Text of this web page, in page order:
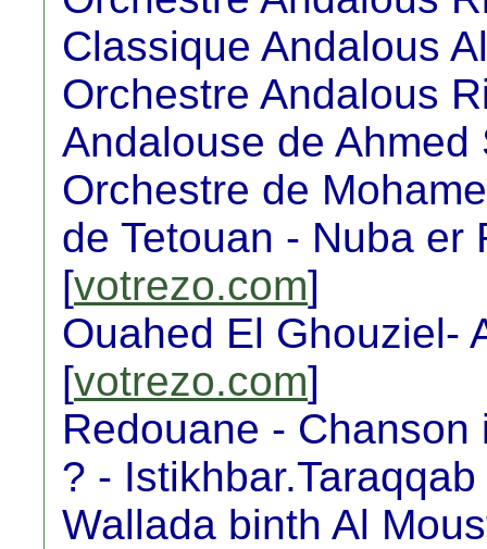
Classique Andalous
Orchestre Andalous
Andalouse de Ahmed
Orchestre de
de Tetouan - Nuba er
[votrezo.com]
Ouahed El Ghouziel-
[votrezo.com]
Redouane - Chanson
? -
Wallada binth Al